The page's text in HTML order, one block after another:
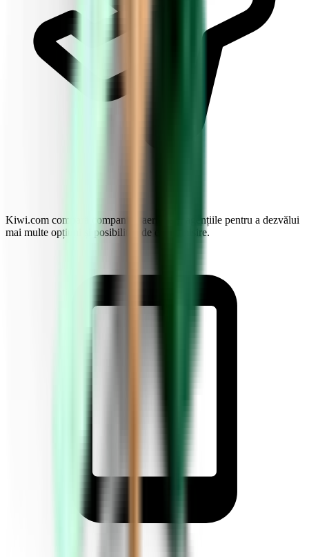
Kiwi.com compară companiile aeriene și agențiile pentru a dezvălui
mai multe opțiuni și posibilități de economisire.